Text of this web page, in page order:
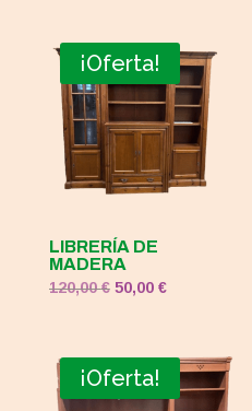
¡Oferta!
LIBRERÍA DE
MADERA
120,00€ El
era:
120,00 €.
50,00 €El
es:
50,00 €.
¡Oferta!